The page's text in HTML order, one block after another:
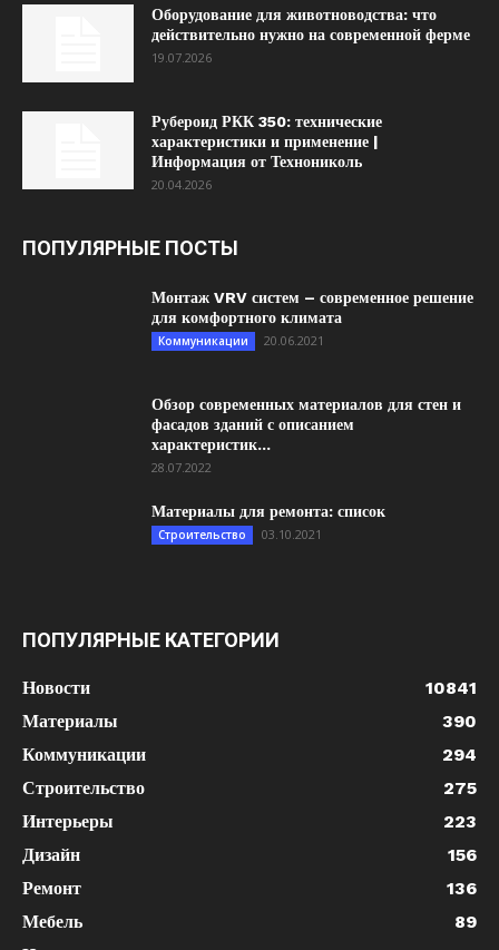
Оборудование для животноводства: что
действительно нужно на современной ферме
19.07.2026
Рубероид РКК 350: технические
характеристики и применение |
Информация от Технониколь
20.04.2026
ПОПУЛЯРНЫЕ ПОСТЫ
Монтаж VRV систем – современное решение
для комфортного климата
Коммуникации 20.06.2021
Обзор современных материалов для стен и
фасадов зданий с описанием
характеристик...
28.07.2022
Материалы для ремонта: список
Строительство 03.10.2021
ПОПУЛЯРНЫЕ КАТЕГОРИИ
Новости
10841
Материалы
390
Коммуникации
294
Строительство
275
Интерьеры
223
Дизайн
156
Ремонт
136
Мебель
89